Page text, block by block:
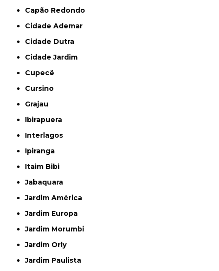
Capão Redondo
Cidade Ademar
Cidade Dutra
Cidade Jardim
Cupecê
Cursino
Grajau
Ibirapuera
Interlagos
Ipiranga
Itaim Bibi
Jabaquara
Jardim América
Jardim Europa
Jardim Morumbi
Jardim Orly
Jardim Paulista